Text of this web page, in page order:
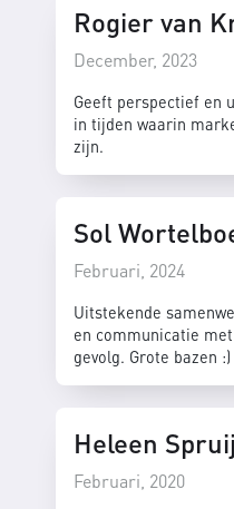
Rogier van
December, 2023
Geeft perspectief en
in tijden waarin
zijn.
Sol
Februari, 2024
Uitstekende
en communicatie
gevolg. Grote bazen :)
Heleen
Februari, 2020